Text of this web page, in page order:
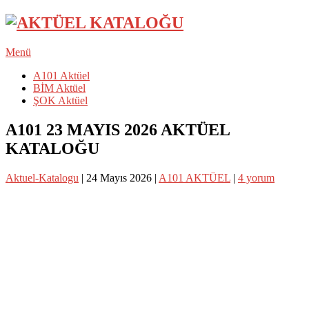
Menü
A101 Aktüel
BİM Aktüel
ŞOK Aktüel
A101 23 MAYIS 2026 AKTÜEL
KATALOĞU
Aktuel-Katalogu | 24 Mayıs 2026 | A101 AKTÜEL | 4 yorum